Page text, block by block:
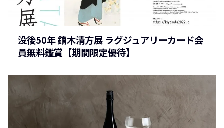
没後50年 鏑木清方展 ラグジュアリーカード会
員無料鑑賞【期間限定優待】